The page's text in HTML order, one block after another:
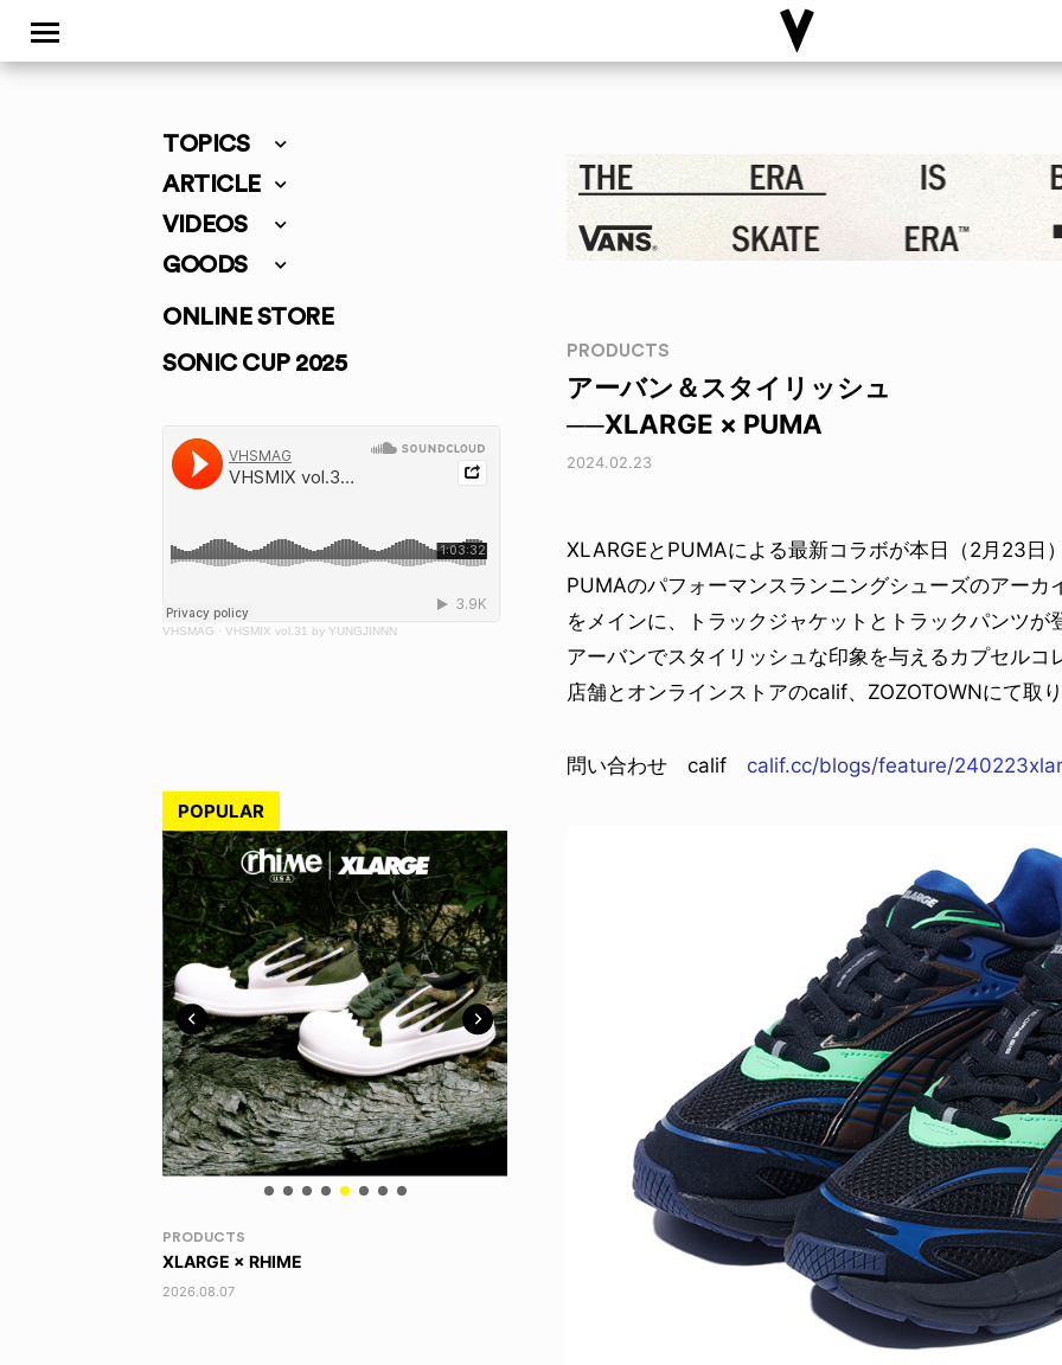
TOPICS
ARTICLE
VIDEOS
GOODS
ONLINE STORE
SONIC CUP 2025
VHSMAG · VHSMIX vol.31 by YUNGJINNN
POPULAR
RANDOM
DINOSAUR JR.
2026.08.06
AKIRA OZAWA / 尾澤 彰
VOICE OF FREEDOM
TONY ALVA (ENGLISH)
2026.08.07
PRODUCTS
アーバン＆スタイリッシュ
──XLARGE × PUMA
2024.02.23
XLARGEとPUMAによる最新コラボが本日（2月23日）
PUMAのパフォーマンスランニングシューズのアーカ
をメインに、トラックジャケットとトラックパンツが
アーバンでスタイリッシュな印象を与えるカプセル
店舗とオンラインストアのcalif、ZOZOTOWNにて取り
問い合わせ calif calif.cc/blogs/feature/